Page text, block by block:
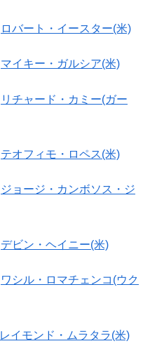
ロバート・イースター(米)
マイキー・ガルシア(米)
リチャード・カミー(ガー
テオフィモ・ロペス(米)
ジョージ・カンボソス・ジ
デビン・ヘイニー(米)
ワシル・ロマチェンコ(ウク
レイモンド・ムラタラ(米)